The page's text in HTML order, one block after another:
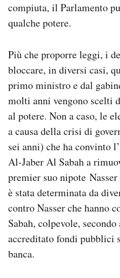
Notifiche mobile
Regala il Post
Esci
compiuta, il Parlamento
qualche potere.
Più che proporre leggi, i
bloccare, in diversi casi,
primo ministro e dal
molti anni vengono scelti
al potere. Non a caso, le
a causa della crisi di
sei anni) che ha convinto
Al-Jaber Al Sabah a
premier suo nipote
è stata determinata da
contro Nasser che hanno
Sabah, colpevole,
accreditato fondi pubblici
banca.